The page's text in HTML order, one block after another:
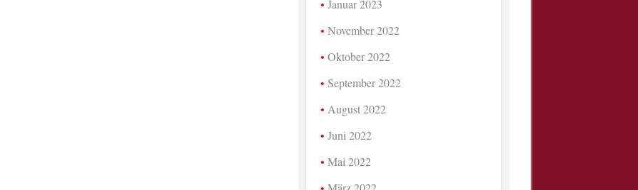
Januar 2023
November 2022
Oktober 2022
September 2022
August 2022
Juni 2022
Mai 2022